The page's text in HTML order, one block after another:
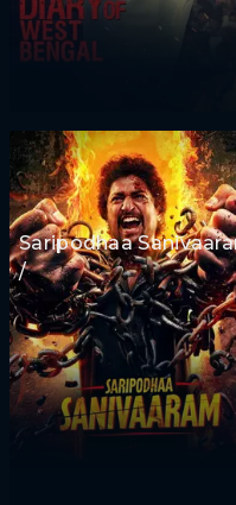
Saripodhaa
/